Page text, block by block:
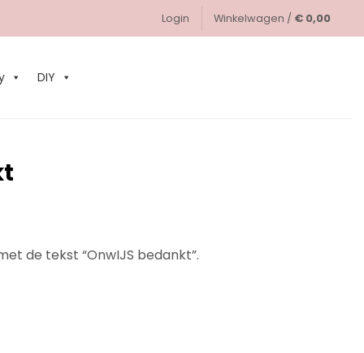
Login Winkelwagen / € 0,00
DIY
de tekst “OnwIJS bedankt”.